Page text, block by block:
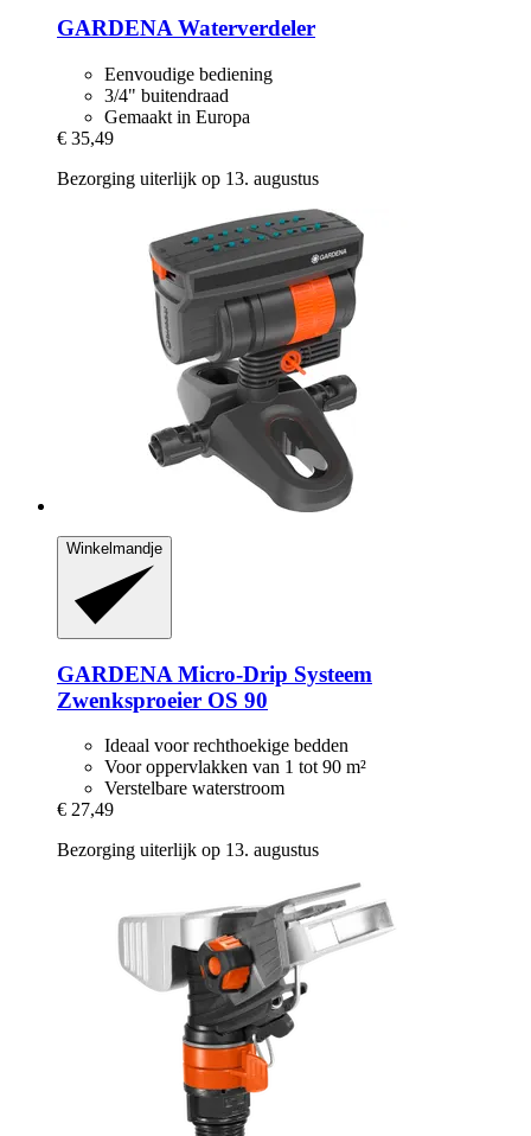
GARDENA Waterverdeler
Eenvoudige bediening
3/4" buitendraad
Gemaakt in Europa
€ 35,49
Bezorging uiterlijk op 13. augustus
Winkelmandje
GARDENA Micro-​Drip Systeem
Zwenksproeier OS 90
Ideaal voor rechthoekige bedden
Voor oppervlakken van 1 tot 90 m²
Verstelbare waterstroom
€ 27,49
Bezorging uiterlijk op 13. augustus